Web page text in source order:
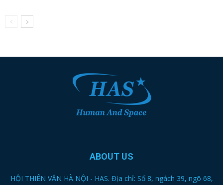
ABOUT US
HỘI THIÊN VĂN HÀ NỘI - HAS. Địa chỉ: Số 8, ngách 39, ngõ 68,